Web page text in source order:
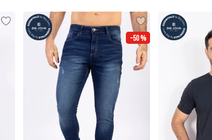
-50 %